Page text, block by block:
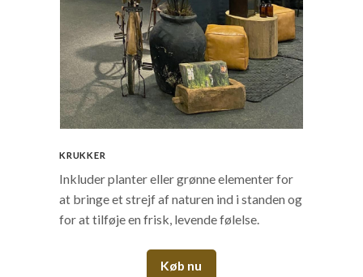
KRUKKER
Inkluder planter eller grønne elementer for
at bringe et strejf af naturen ind i standen og
for at tilføje en frisk, levende følelse.
Køb nu